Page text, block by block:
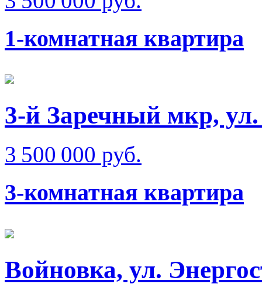
1-комнатная квартира
3-й Заречный мкр,
3 500 000 руб.
3-комнатная квартира
Войновка, ул.